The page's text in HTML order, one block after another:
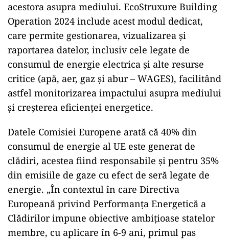
acestora asupra mediului. EcoStruxure Building
Operation 2024 include acest modul dedicat,
care permite gestionarea, vizualizarea şi
raportarea datelor, inclusiv cele legate de
consumul de energie electrica şi alte resurse
critice (apă, aer, gaz şi abur – WAGES), facilitând
astfel monitorizarea impactului asupra mediului
şi creşterea eficienţei energetice.
Datele Comisiei Europene arată că 40% din
consumul de energie al UE este generat de
clădiri, acestea fiind responsabile şi pentru 35%
din emisiile de gaze cu efect de seră legate de
energie. „În contextul în care Directiva
Europeană privind Performanţa Energetică a
Clădirilor impune obiective ambiţioase statelor
membre, cu aplicare în 6-9 ani, primul pas